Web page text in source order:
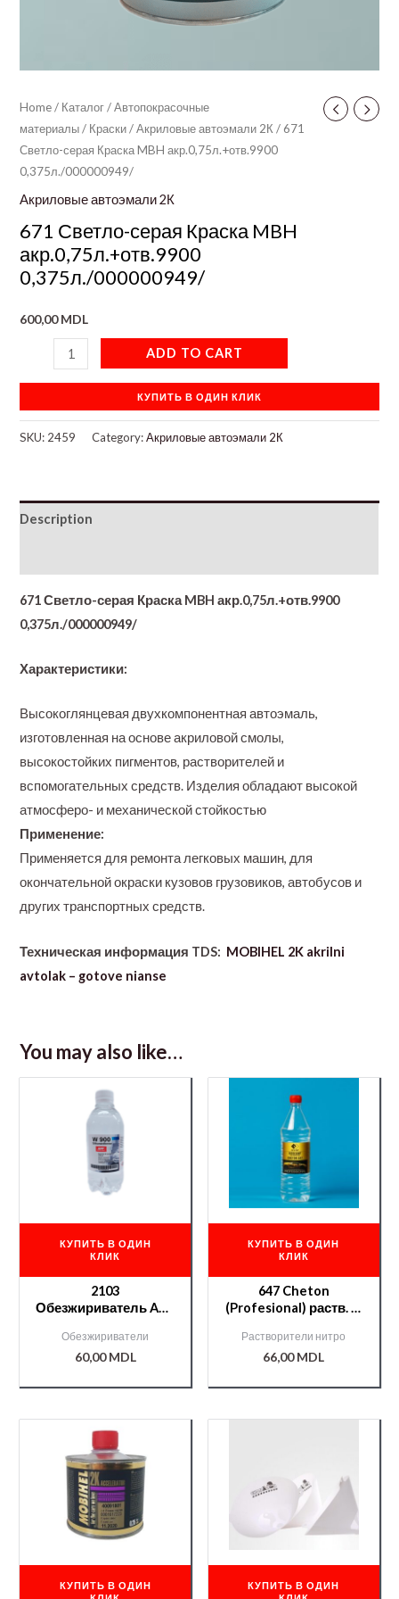
Home/ Каталог/Автопокрасочные
материалы/ Краски/Акриловые автоэмали 2К / 671
Светло-серая Краска MBH акр.0,75л.+отв.9900
0,375л./000000949/
Акриловые автоэмали 2К
671 Светло-серая Краска MBH
акр.0,75л.+отв.9900
0,375л./000000949/
600,00MDL
ADD TO CART
КУПИТЬ В ОДИН КЛИК
SKU: 2459 Category:Акриловые автоэмали 2К
Description
671 Светло-серая Краска MBH акр.0,75л.+отв.9900
0,375л./000000949/
Характеристики:
Высокоглянцевая двухкомпонентная автоэмаль,
изготовленная на основе акриловой смолы,
высокостойких пигментов, растворителей и
вспомогательных средств. Изделия обладают высокой
атмосферо- и механической стойкостью
Применение:
Применяется для ремонта легковых машин, для
окончательной окраски кузовов грузовиков, автобусов и
других транспортных средств.
Техническая информация TDS: MOBIHEL 2K akrilni
avtolak – gotove nianse
You may also like…
КУПИТЬ В ОДИН
КЛИК
2103
Обезжириватель APP
Обезжириватели
60,00MDL
КУПИТЬ В ОДИН
КЛИК
647 Cheton
(Profesional) раств. —
Растворители нитро
66,00MDL
КУПИТЬ В ОДИН
КУПИТЬ В ОДИН